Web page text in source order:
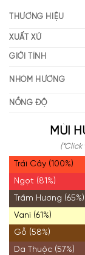
THƯƠNG HIỆU
XUẤT XỨ
GIỚI TÍNH
NHÓM HƯƠNG
NỒNG ĐỘ
MÙI
Trái Cây (100%)
Ngọt (81%)
Trầm Hương (65%)
Vani (61%)
Gỗ (58%)
Da Thuộc (57%)